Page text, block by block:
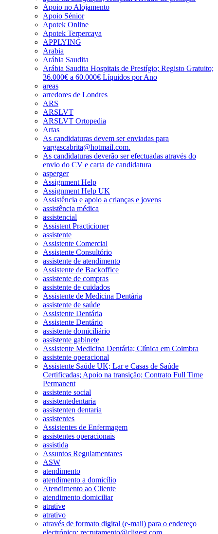
Apoio no Alojamento
Apoio Sénior
Apotek Online
Apotek Terpercaya
APPLYING
Arabia
Arábia Saudita
Arábia Saudita Hospitais de Prestígio; Registo Gratuito;
36.000€ a 60.000€ Líquidos por Ano
areas
arredores de Londres
ARS
ARSLVT
ARSLVT Ortopedia
Artas
As candidaturas devem ser enviadas para
vargascabrita@hotmail.com.
As candidaturas deverão ser efectuadas através do
envio do CV e carta de candidatura
asperger
Assignment Help
Assignment Help UK
Assistência e apoio a crianças e jovens
assistência médica
assistencial
Assistent Practicioner
assistente
Assistente Comercial
Assistente Consultório
assistente de atendimento
Assistente de Backoffice
assistente de compras
assistente de cuidados
Assistente de Medicina Dentária
assistente de saúde
Assistente Dentária
Assistente Dentário
assistente domiciliário
assistente gabinete
Assistente Medicina Dentária; Clínica em Coimbra
assistente operacional
Assistente Saúde UK; Lar e Casas de Saúde
Certificadas; Apoio na transição; Contrato Full Time
Permanent
assistente social
assistentedentaria
assistenten dentaria
assistentes
Assistentes de Enfermagem
assistentes operacionais
assistida
Assuntos Regulamentares
ASW
atendimento
atendimento a domicílio
Atendimento ao Cliente
atendimento domiciliar
atrative
atrativo
através de formato digital (e-mail) para o endereço
electrónico: recrutamento@cligest.com